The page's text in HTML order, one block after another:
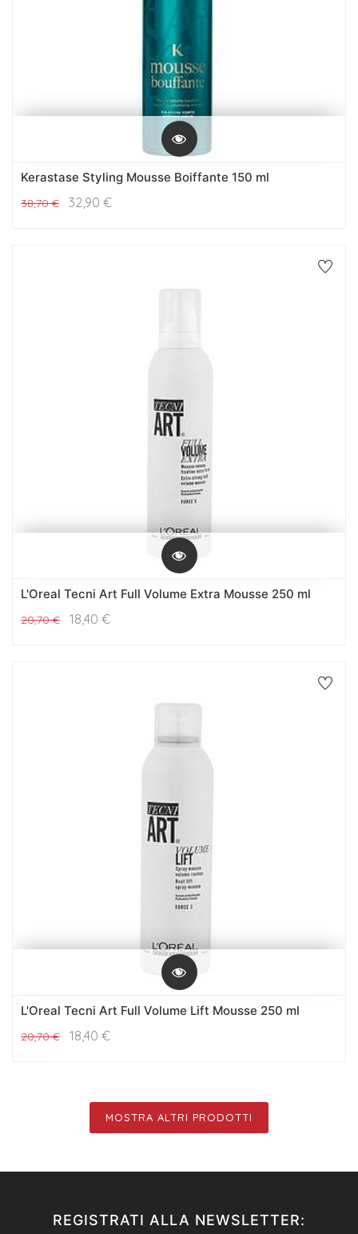
Kerastase Styling Mousse Boiffante 150 ml
38,70€ 32,90 €
L'Oreal Tecni Art Full Volume Extra Mousse 250 ml
20,70€ 18,40 €
L'Oreal Tecni Art Full Volume Lift Mousse 250 ml
20,70€ 18,40 €
MOSTRA ALTRI PRODOTTI
REGISTRATI ALLA NEWSLETTER: